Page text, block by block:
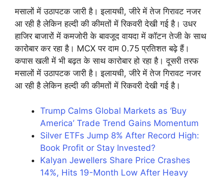
मसालों में उठापटक जारी है। इलायची, जीरे में तेज गिरावट नजर
आ रही है लेकिन हल्दी की कीमतों में रिकवरी देखी गई है। उधर
हाजिर बाजारों में कमजोरी के बावजूद वायदा में कॉटन तेजी के साथ
कारोबार कर रहा है। MCX पर दाम 0.75 प्रतिशत बढ़े हैं।
कपास खली में भी बढ़त के साथ कारोबार हो रहा है। दूसरी तरफ
मसालों में उठापटक जारी है। इलायची, जीरे में तेज गिरावट नजर
आ रही है लेकिन हल्दी की कीमतों में रिकवरी देखी गई है।
Trump Calms Global Markets as ‘Buy
America’ Trade Trend Gains Momentum
Silver ETFs Jump 8% After Record High:
Book Profit or Stay Invested?
Kalyan Jewellers Share Price Crashes
14%, Hits 19-Month Low After Heavy